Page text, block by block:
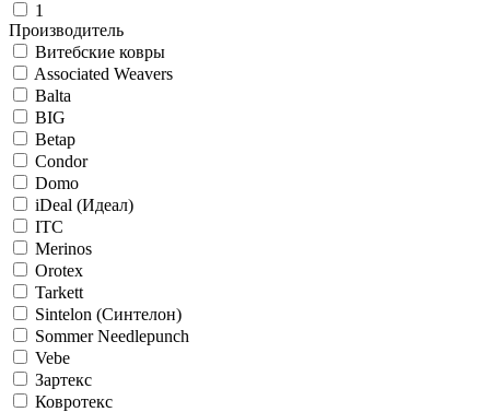
1
Производитель
Витебские ковры
Associated Weavers
Balta
BIG
Betap
Condor
Domo
iDeal (Идеал)
ITC
Merinos
Orotex
Tarkett
Sintelon (Синтелон)
Sommer Needlepunch
Vebe
Зартекс
Ковротекс